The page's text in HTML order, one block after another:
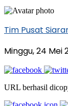
Tim Pusat
Minggu, 24 Mei
URL berhasil